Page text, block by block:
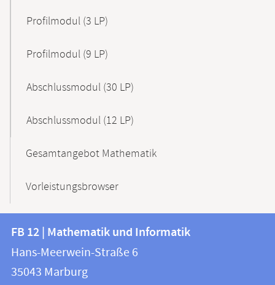
Profilmodul (3 LP)
Profilmodul (9 LP)
Abschlussmodul (30 LP)
Abschlussmodul (12 LP)
Gesamtangebot Mathematik
Vorleistungsbrowser
Kontakt
und
Informationen
FB
12
|
FB 12 | Mathematik und Informatik
Hans-Meerwein-Straße 6
35043 Marburg